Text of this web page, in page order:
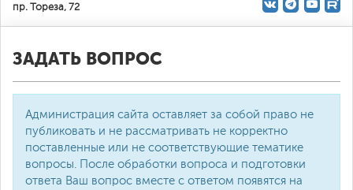
О доступной среде
пр. Тореза, 72
ЗАДАТЬ ВОПРОС
Администрация сайта оставляет за собой право не
публиковать и не рассматривать не корректно
поставленные или не соответствующие тематике
вопросы. После обработки вопроса и подготовки
ответа Ваш вопрос вместе с ответом появятся на